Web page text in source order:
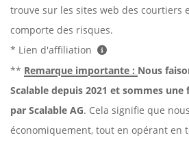
trouve sur les sites web des courtiers
comporte des risques.
* Lien d'affiliation
** Remarque importante : Nous
Scalable depuis 2021 et sommes une
par Scalable AG. Cela signifie que
économiquement, tout en opérant en